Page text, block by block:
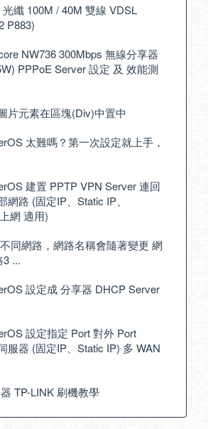
纖 100M / 40M 雙線 VDSL
P883)
NW736 300Mbps 無線分享器
PPPoE Server 設定 及 效能測
片元素在區塊(Div)中置中
太難嗎？第一次設定就上手，
建置 PPTP VPN Server 連回
網路 (固定IP、Static IP、
網 適用)
同網路，網路名稱會隨著變更 網
...
設定成 分享器 DHCP Server
設定指定 Port 對外 Port
服器 (固定IP、Static IP) 多 WAN
TP-LINK 刷機教學